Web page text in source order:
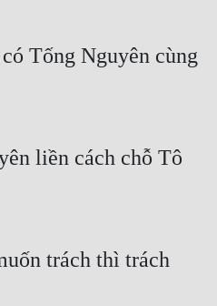
Tống Nguyên cùng
liền cách chỗ Tô
trách thì trách